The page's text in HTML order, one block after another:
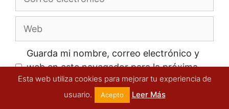
electrónico
Guarda mi nombre, correo electrónico y
web en este navegador para la próxima
vez que comente.
Esta web utiliza cookies para mejorar tu experiencia de
usuario.
Acepto Leer Más